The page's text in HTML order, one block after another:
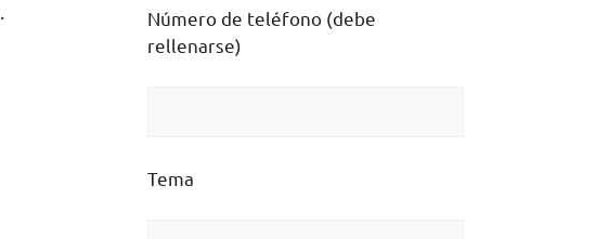
Número de teléfono (debe
rellenarse)
Tema